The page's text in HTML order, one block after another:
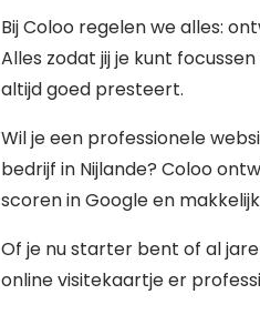
Bij Coloo regelen we alles:
Alles zodat jij je kunt
altijd goed presteert.
Wil je een professionele
bedrijf in Nijlande? Coloo
scoren in Google en
Of je nu starter bent of al
online visitekaartje er